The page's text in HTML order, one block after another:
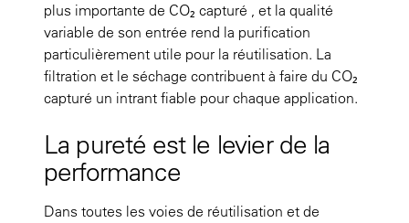
plus importante de CO₂ capturé , et la qualité
variable de son entrée rend la purification
particulièrement utile pour la réutilisation. La
filtration et le séchage contribuent à faire du CO₂
capturé un intrant fiable pour chaque application.
La pureté est le levier de la
performance
Dans toutes les voies de réutilisation et de